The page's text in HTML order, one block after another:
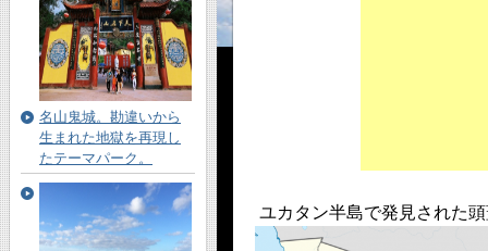
ユカタン半島で発見された
名山鬼城。勘違いから
生まれた地獄を再現し
たテーマパーク。